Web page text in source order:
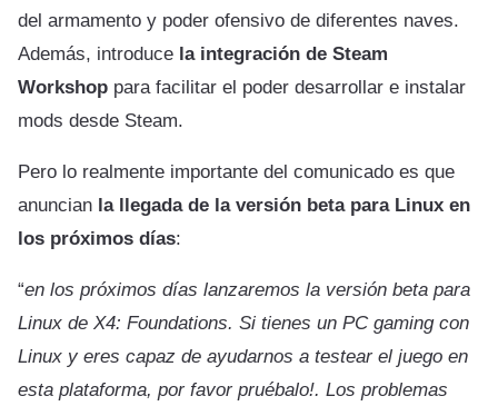
del armamento y poder ofensivo de diferentes naves.
Además, introduce la integración de Steam
Workshop para facilitar el poder desarrollar e instalar
mods desde Steam.
Pero lo realmente importante del comunicado es que
anuncian la llegada de la versión beta para Linux en
los próximos días:
“en los próximos días lanzaremos la versión beta para
Linux de X4: Foundations. Si tienes un PC gaming con
Linux y eres capaz de ayudarnos a testear el juego en
esta plataforma, por favor pruébalo!. Los problemas